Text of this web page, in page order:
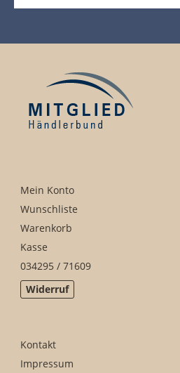
Mein Konto
Wunschliste
Warenkorb
Kasse
034295 / 71609
Widerruf
Kontakt
Impressum